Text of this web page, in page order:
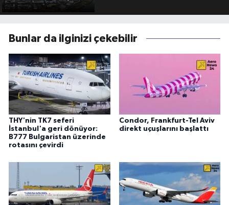
Bunlar da ilginizi çekebilir
THY'nin TK7 seferi
İstanbul'a geri dönüyor:
B777 Bulgaristan üzerinde
rotasını çevirdi
Condor, Frankfurt-Tel Aviv
direkt uçuşlarını başlattı